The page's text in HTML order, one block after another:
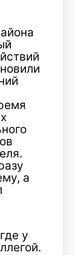
а
у